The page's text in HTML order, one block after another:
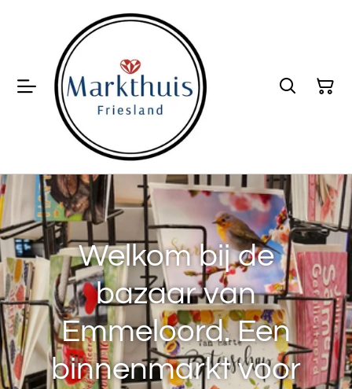
Welkom bij de
bazaar van
Emmeloord. Een
binnenmarkt voor